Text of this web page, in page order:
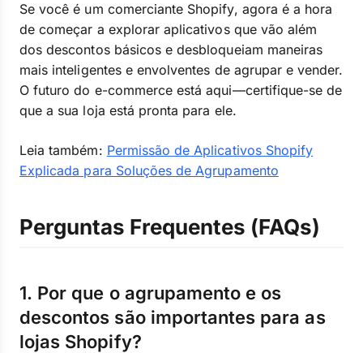
Se você é um comerciante Shopify, agora é a hora
de começar a explorar aplicativos que vão além
dos descontos básicos e desbloqueiam maneiras
mais inteligentes e envolventes de agrupar e vender.
O futuro do e-commerce está aqui—certifique-se de
que a sua loja está pronta para ele.
Leia também: Permissão de Aplicativos Shopify
Explicada para Soluções de Agrupamento
Perguntas Frequentes (FAQs)
1. Por que o agrupamento e os
descontos são importantes para as
lojas Shopify?